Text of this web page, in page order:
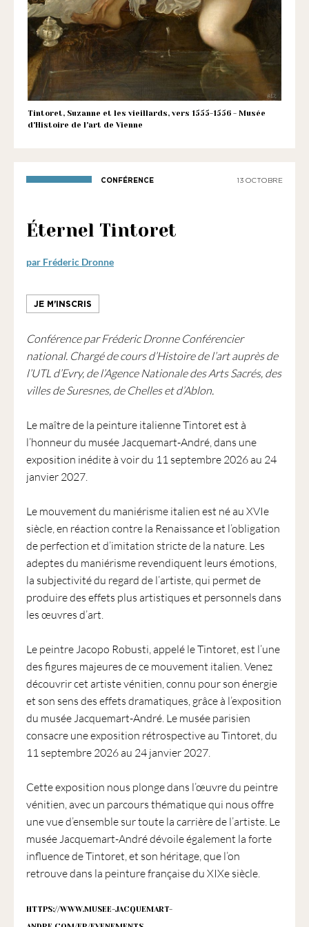
1901
ayant
une
vocation
culturelle.
Tintoret, Suzanne et les vieillards, vers 1555-1556 - Musée
d'Histoire de l'art de Vienne
CONFÉRENCE 13 OCTOBRE
Éternel Tintoret
par Fréderic Dronne
JE M'INSCRIS
Conférence par Fréderic Dronne Conférencier
national. Chargé de cours d’Histoire de l’art auprès de
l’UTL d’Evry, de l’Agence Nationale des Arts Sacrés, des
villes de Suresnes, de Chelles et d’Ablon.
Le maître de la peinture italienne Tintoret est à
l’honneur du musée Jacquemart-André, dans une
exposition inédite à voir du 11 septembre 2026 au 24
janvier 2027.
Le mouvement du maniérisme italien est né au XVIe
siècle, en réaction contre la Renaissance et l’obligation
de perfection et d’imitation stricte de la nature. Les
adeptes du maniérisme revendiquent leurs émotions,
la subjectivité du regard de l’artiste, qui permet de
produire des effets plus artistiques et personnels dans
les œuvres d’art.
Le peintre Jacopo Robusti, appelé le Tintoret, est l’une
des figures majeures de ce mouvement italien. Venez
découvrir cet artiste vénitien, connu pour son énergie
et son sens des effets dramatiques, grâce à l’exposition
du musée Jacquemart-André. Le musée parisien
consacre une exposition rétrospective au Tintoret, du
11 septembre 2026 au 24 janvier 2027.
Cette exposition nous plonge dans l’œuvre du peintre
vénitien, avec un parcours thématique qui nous offre
une vue d’ensemble sur toute la carrière de l’artiste. Le
musée Jacquemart-André dévoile également la forte
influence de Tintoret, et son héritage, que l’on
retrouve dans la peinture française du XIXe siècle.
HTTPS://WWW.MUSEE-JACQUEMART-